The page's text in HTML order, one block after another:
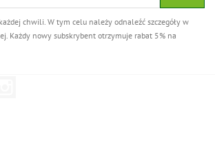
chwili. W tym celu należy odnaleźć szczegóły w
Każdy nowy subskrybent otrzymuje rabat 5% na